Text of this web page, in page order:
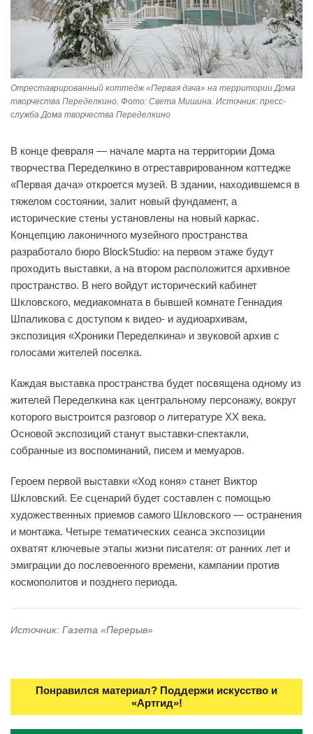
Отреставрированный коттедж «Первая дача» на территории Дома
творчества Переделкино. Фото: Света Мишина. Источник: пресс-
служба Дома творчества Переделкино
В конце февраля — начале марта на территории Дома
творчества Переделкино в отреставрированном коттедже
«Первая дача» откроется музей. В здании, находившемся в
тяжелом состоянии, залит новый фундамент, а
исторические стены установлены на новый каркас.
Концепцию лаконичного музейного пространства
разработало бюро BlockStudio: на первом этаже будут
проходить выставки, а на втором расположится архивное
пространство. В него войдут исторический кабинет
Шкловского, медиакомната в бывшей комнате Геннадия
Шпаликова с доступом к видео- и аудиоархивам,
экспозиция «Хроники Переделкина» и звуковой архив с
голосами жителей поселка.
Каждая выставка пространства будет посвящена одному из
жителей Переделкина как центральному персонажу, вокруг
которого выстроится разговор о литературе XX века.
Основой экспозиций станут выставки-спектакли,
собранные из воспоминаний, писем и мемуаров.
Героем первой выставки «Ход коня» станет Виктор
Шкловский. Ее сценарий будет составлен с помощью
художественных приемов самого Шкловского — остранения
и монтажа. Четыре тематических сеанса экспозиции
охватят ключевые этапы жизни писателя: от ранних лет и
эмиграции до послевоенного времени, кампании против
космополитов и позднего периода.
Источник: Газета «Перерыв»
Понравился материал? Поддержи искусство и
«Артгид»!